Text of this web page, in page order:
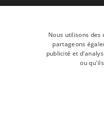
Bas et partout en Europe sur devis
du Chef | Tous les prix indiqués sur le
du marché et protection du
Nous utilisons
partageons
publicité et
ou